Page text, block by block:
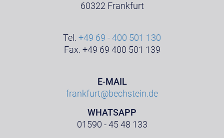
60322 Frankfurt
Tel. +49 69 - 400 501 130
Fax. +49 69 400 501 139
E-MAIL
frankfurt@bechstein.de
WHATSAPP
01590 - 45 48 133